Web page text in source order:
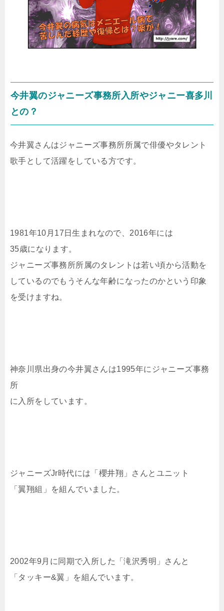
今井翼のジャニーズ事務所入所やジャニー喜多川
との？
今井翼さんはジャニーズ事務所所属で俳優やタレント
歌手として活躍をしている方です。
1981年10月17日生まれなので、2016年には
35歳になります。
ジャニーズ事務所所属のタレントは若い頃から活動を
しているのでもうそんな年齢になったのかという印象
を受けますね。
神奈川県出身の今井翼さんは1995年にジャニーズ事務
所
に入所をしています。
ジャニーズJr時代には「櫻井翔」さんとユニット
「翼翔組」を組んでいました。
2002年9月に同期で入所した「滝沢秀明」さんと
「タッキー&翼」を組んでいます。